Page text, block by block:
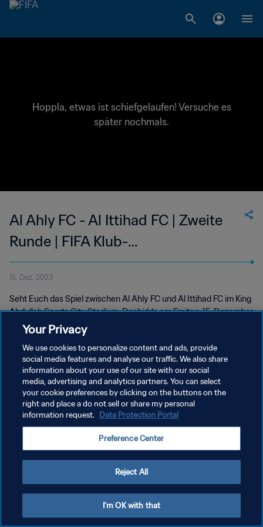
Hoppla, etwas ist schiefgelaufen! Versuche es
später nochmals.
Al Ahly FC - Al Ittihad FC | Zweite
Runde | FIFA Klub-
Weltmeisterschaft Saudiarabien
2023™ | Spiel in voller Länge
15. Dez. 2023
Seht Euch das Spiel zwischen Al Ahly FC und Al Ittihad FC im King
Abdullah Sports City Stadium, Dschidda am Freitag, 15. Dezember
2023 um 21:00 Uhr (Ortszeit).
DATENSCHUTZ
NUTZUNGSBEDINGUNGEN
COOKIE-EINSTELLUNGEN VERWALTEN
Your Privacy
We use cookies to personalize content and ads, provide
social media features and analyse our traffic. We also share
information about your use of our site with our social
media, advertising and analytics partners. You can select
your cookie preferences by clicking on the buttons on the
right and place a do not sell or share my personal
information request. Data Protection Portal
Preference Center
Reject All
I'm OK with that